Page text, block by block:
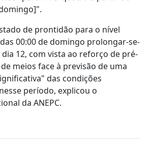
de prontidão para o nível
00:00 de domingo prolongar-se-
dia 12, com vista ao reforço de pré-
meios face à previsão de uma
das condições
período, explicou o
da ANEPC.